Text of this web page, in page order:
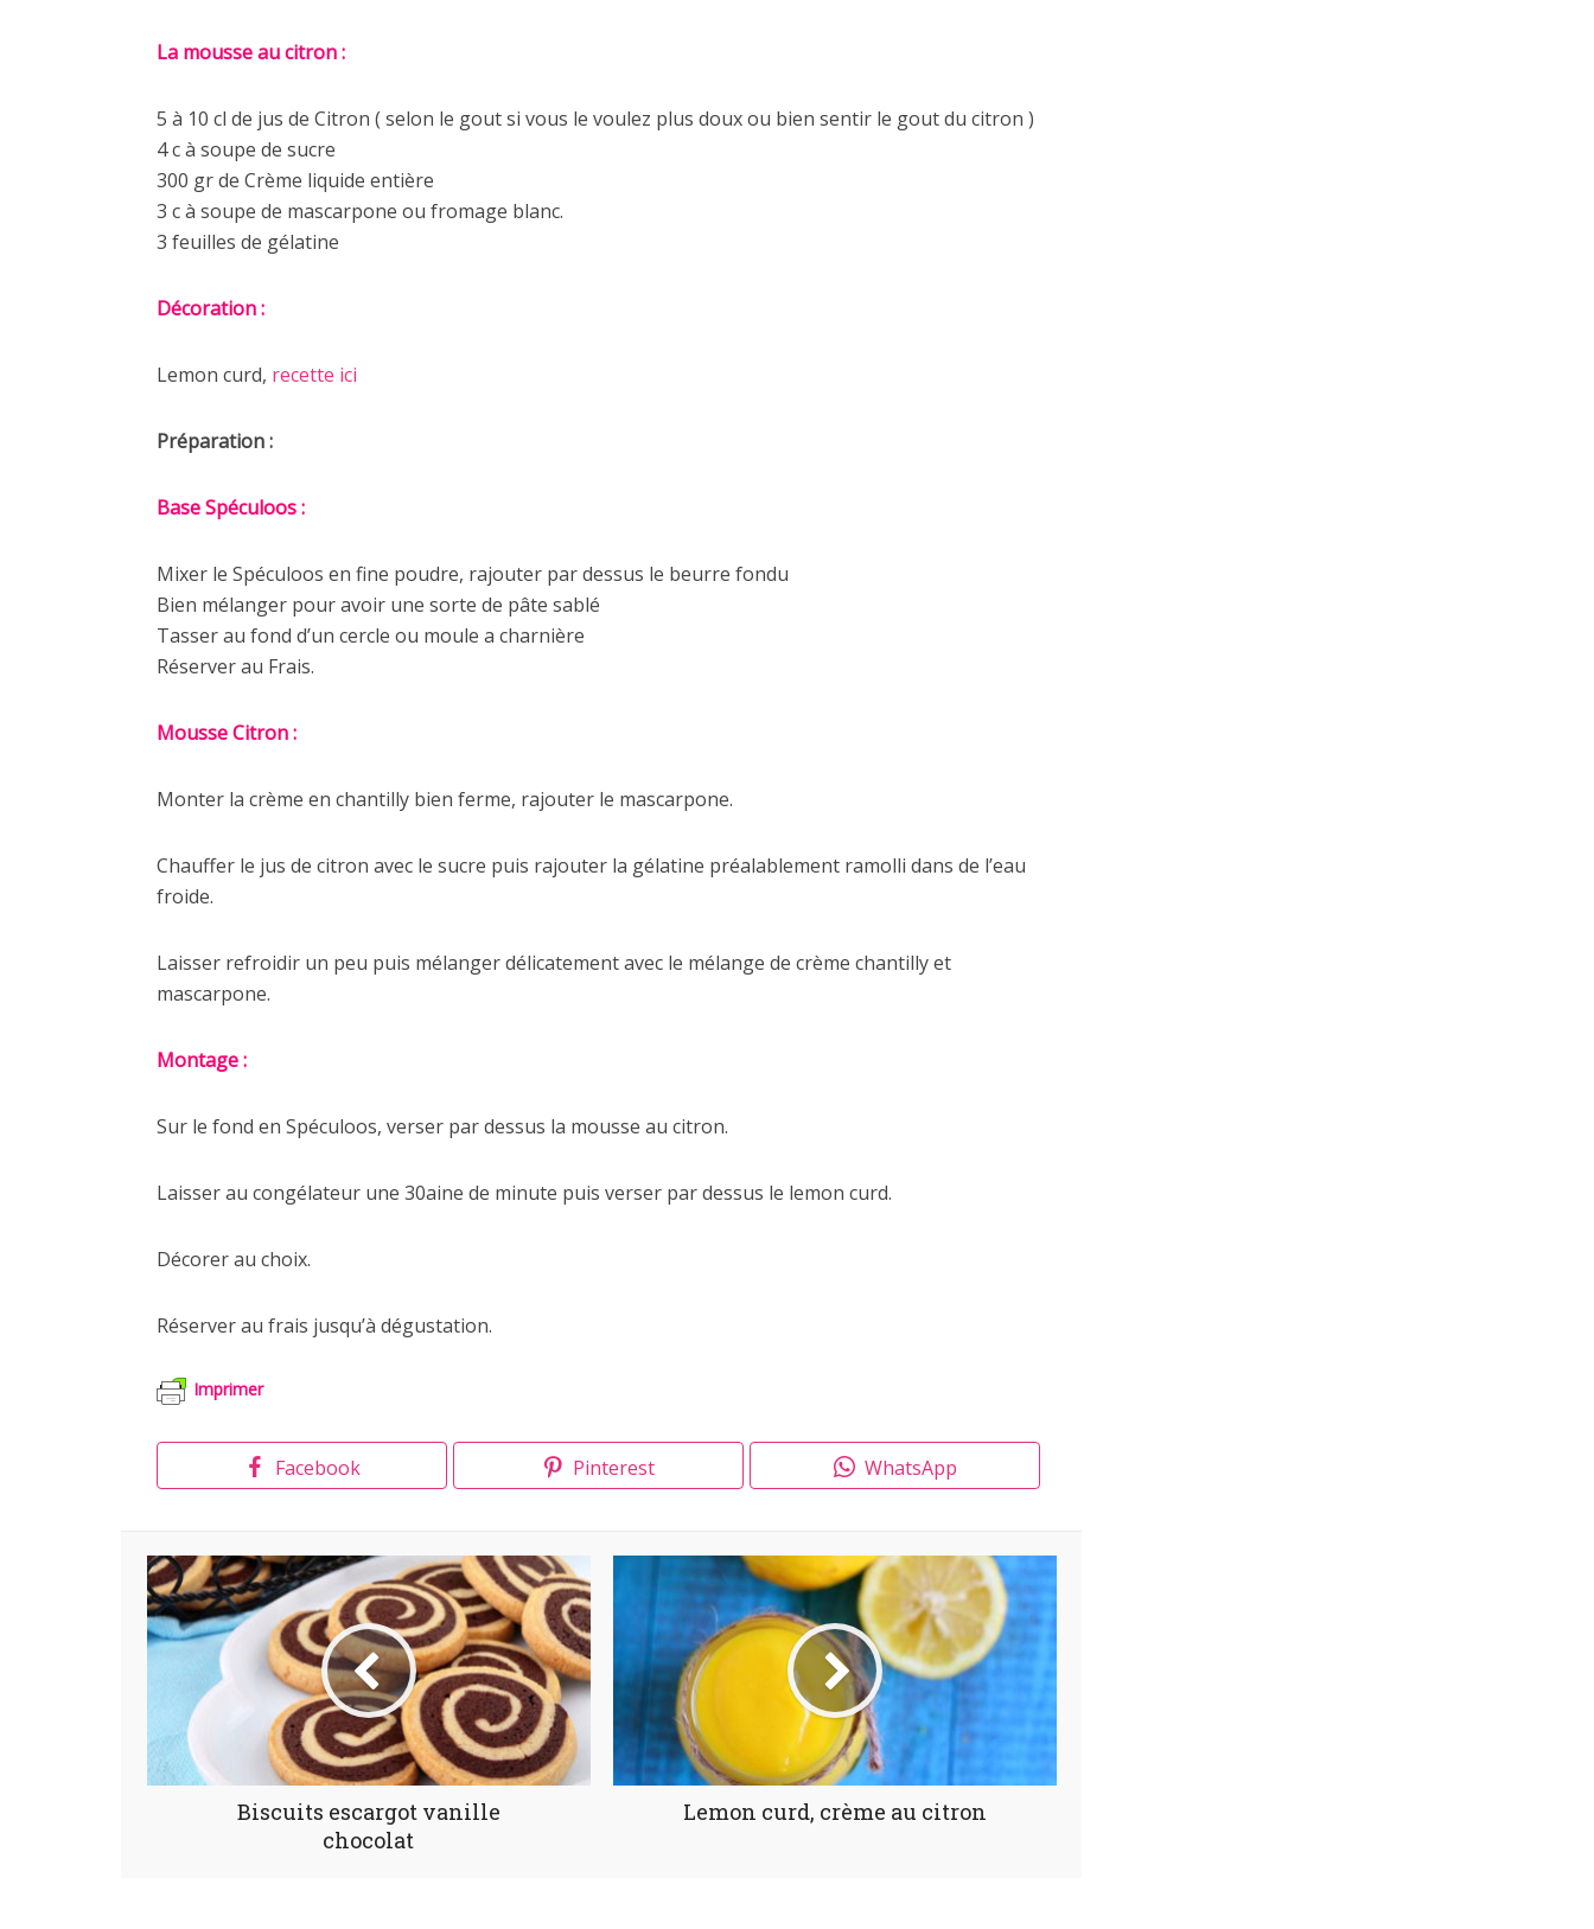
La mousse au citron :
5 à 10 cl de jus de Citron ( selon le gout si vous le voulez plus doux ou bien sentir le gout du citron )
4 c à soupe de sucre
300 gr de Crème liquide entière
3 c à soupe de mascarpone ou fromage blanc.
3 feuilles de gélatine
Décoration :
Lemon curd, recette ici
Préparation :
Base Spéculoos :
Mixer le Spéculoos en fine poudre, rajouter par dessus le beurre fondu
Bien mélanger pour avoir une sorte de pâte sablé
Tasser au fond d’un cercle ou moule a charnière
Réserver au Frais.
Mousse Citron :
Monter la crème en chantilly bien ferme, rajouter le mascarpone.
Chauffer le jus de citron avec le sucre puis rajouter la gélatine préalablement ramolli dans de l’eau
froide.
Laisser refroidir un peu puis mélanger délicatement avec le mélange de crème chantilly et
mascarpone.
Montage :
Sur le fond en Spéculoos, verser par dessus la mousse au citron.
Laisser au congélateur une 30aine de minute puis verser par dessus le lemon curd.
Décorer au choix.
Réserver au frais jusqu’à dégustation.
Imprimer
Facebook Pinterest WhatsApp
Biscuits escargot vanille
chocolat
Lemon curd, crème au citron